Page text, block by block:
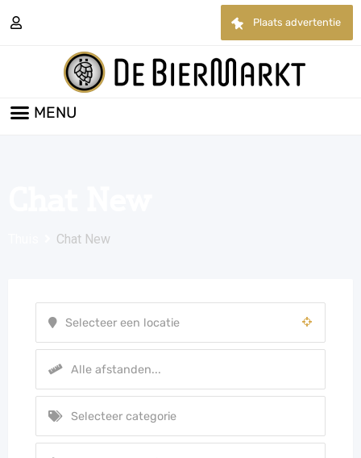
Plaats advertentie
Chat New